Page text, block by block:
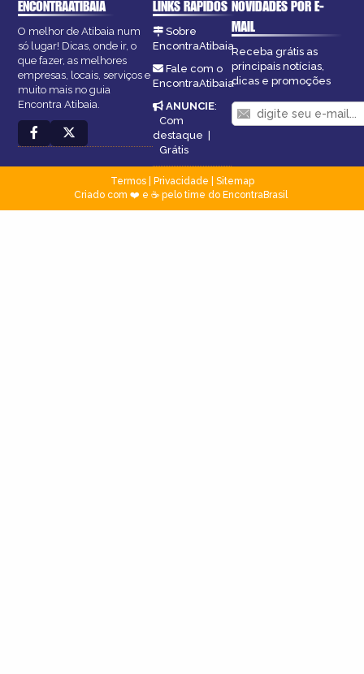
ENCONTRAATIBAIA
O melhor de Atibaia num
só lugar! Dicas, onde ir, o
que fazer, as melhores
empresas, locais, serviços e
muito mais no guia
Encontra Atibaia.
LINKS RÁPIDOS
Sobre
EncontraAtibaia
Fale com o
EncontraAtibaia
ANUNCIE:
Com
destaque |
Grátis
NOVIDADES POR E-
MAIL
Receba grátis as
principais notícias,
dicas e promoções
Termos| Privacidade
Sitemap
Criado com ❤️ e ☕ pelo time do EncontraBrasil